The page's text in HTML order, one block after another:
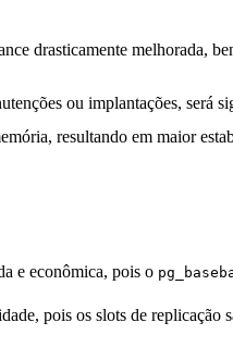
drasticamente melhorada,
ou implantações, será
resultando em maior
e econômica, pois o
pois os slots de replicação